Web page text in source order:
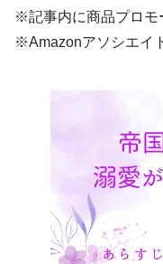
※記事内に商品プロモ
※Amazonアソシエイ